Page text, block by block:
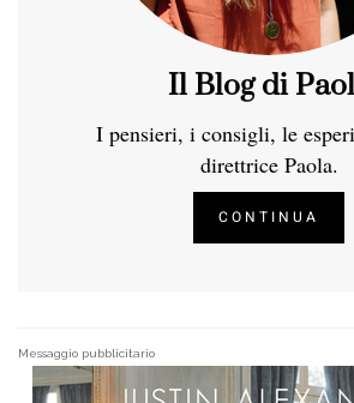
Il Blog di
I pensieri, i consigli, le
direttrice Paola.
CONTINUA
Messaggio pubblicitario